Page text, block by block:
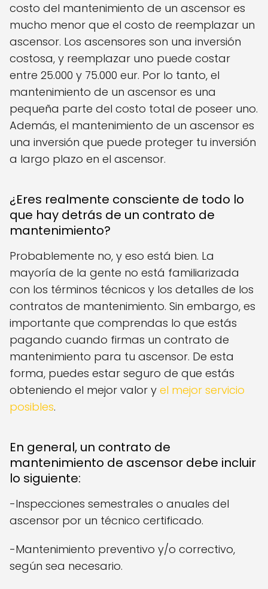
costo del mantenimiento de un ascensor es
mucho menor que el costo de reemplazar un
ascensor. Los ascensores son una inversión
costosa, y reemplazar uno puede costar
entre 25.000 y 75.000 eur. Por lo tanto, el
mantenimiento de un ascensor es una
pequeña parte del costo total de poseer uno.
Además, el mantenimiento de un ascensor es
una inversión que puede proteger tu inversión
a largo plazo en el ascensor.
¿Eres realmente consciente de todo lo
que hay detrás de un contrato de
mantenimiento?
Probablemente no, y eso está bien. La
mayoría de la gente no está familiarizada
con los términos técnicos y los detalles de los
contratos de mantenimiento. Sin embargo, es
importante que comprendas lo que estás
pagando cuando firmas un contrato de
mantenimiento para tu ascensor. De esta
forma, puedes estar seguro de que estás
obteniendo el mejor valor y el mejor servicio
posibles.
En general, un contrato de
mantenimiento de ascensor debe incluir
lo siguiente:
-Inspecciones semestrales o anuales del
ascensor por un técnico certificado.
-Mantenimiento preventivo y/o correctivo,
según sea necesario.